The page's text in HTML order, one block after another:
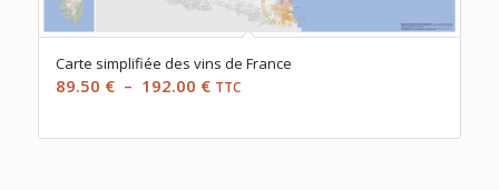
Carte simplifiée des vins de France
89.50 € – 192.00 €Plage
prix :
TTC